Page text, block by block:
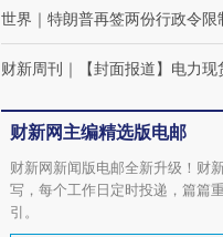
世界 ｜ 特朗普再签两份行政令限
财新周刊 ｜ 【封面报道】电力
财新网主编精选版电邮
财新网新闻版电邮全新升级！财
写，每个工作日定时投递，篇篇
引。